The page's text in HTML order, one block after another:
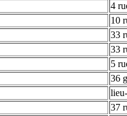
4
10
33
33
5
36
37